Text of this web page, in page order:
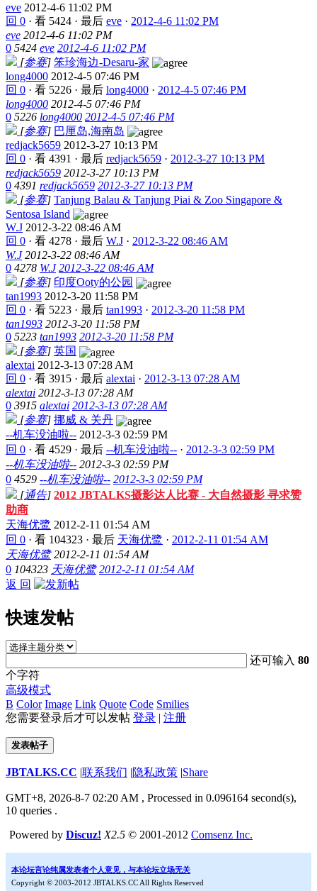
eve 2012-4-6 11:02 PM
回 0 · 看 5424 · 最后 eve · 2012-4-6 11:02 PM
eve 2012-4-6 11:02 PM
0 5424 eve 2012-4-6 11:02 PM
[参赛] 笨珍海边-Desaru-家
long4000 2012-4-5 07:46 PM
回 0 · 看 5226 · 最后 long4000 · 2012-4-5 07:46 PM
long4000 2012-4-5 07:46 PM
0 5226 long4000 2012-4-5 07:46 PM
[参赛] 巴厘岛,海南岛
redjack5659 2012-3-27 10:13 PM
回 0 · 看 4391 · 最后 redjack5659 · 2012-3-27 10:13 PM
redjack5659 2012-3-27 10:13 PM
0 4391 redjack5659 2012-3-27 10:13 PM
[参赛] Tanjung Balau & Tanjung Piai & Zoo Singapore &
Sentosa Island
W.J 2012-3-22 08:46 AM
回 0 · 看 4278 · 最后 W.J · 2012-3-22 08:46 AM
W.J 2012-3-22 08:46 AM
0 4278 W.J 2012-3-22 08:46 AM
[参赛] 印度Ooty的公园
tan1993 2012-3-20 11:58 PM
回 0 · 看 5223 · 最后 tan1993 · 2012-3-20 11:58 PM
tan1993 2012-3-20 11:58 PM
0 5223 tan1993 2012-3-20 11:58 PM
[参赛] 英国
alextai 2012-3-13 07:28 AM
回 0 · 看 3915 · 最后 alextai · 2012-3-13 07:28 AM
alextai 2012-3-13 07:28 AM
0 3915 alextai 2012-3-13 07:28 AM
[参赛] 挪威 & 关丹
--机车没油啦-- 2012-3-3 02:59 PM
回 0 · 看 4529 · 最后 --机车没油啦-- · 2012-3-3 02:59 PM
--机车没油啦-- 2012-3-3 02:59 PM
0 4529 --机车没油啦-- 2012-3-3 02:59 PM
[通告] 2012 JBTALKS摄影达人比赛 - 大自然摄影 寻求赞
助商
天海优鹭 2012-2-11 01:54 AM
回 0 · 看 104323 · 最后 天海优鹭 · 2012-2-11 01:54 AM
天海优鹭 2012-2-11 01:54 AM
0 104323 天海优鹭 2012-2-11 01:54 AM
返 回
快速发帖
还可输入80
个字符
高级模式
B Color Image Link Quote Code Smilies
您需要登录后才可以发帖 登录 | 注册
发表帖子
JBTALKS.CC |联系我们 |隐私政策 |Share
GMT+8, 2026-8-7 02:20 AM , Processed in 0.096164 second(s),
10 queries .
Powered by Discuz! X2.5 © 2001-2012 Comsenz Inc.
本论坛言论纯属发表者个人意见，与本论坛立场无关
Copyright © 2003-2012 JBTALKS.CC All Rights Reserved